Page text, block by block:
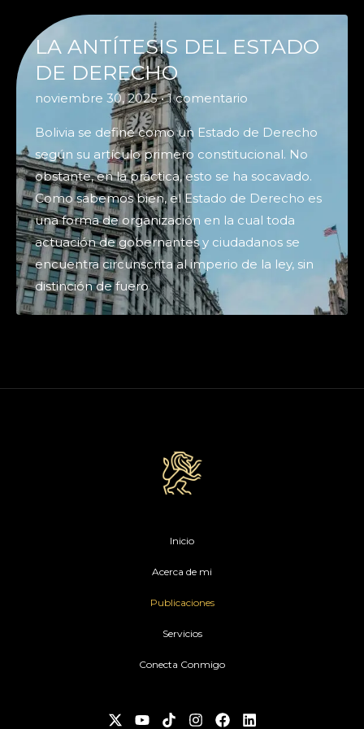
LA ANTÍTESIS DEL ESTADO
DE DERECHO
noviembre 30, 2025•1 comentario
Bolivia se define como un Estado de Derecho
según su artículo primero constitucional. No
obstante, en la práctica, esto se ha socavado.
Como sabemos bien, el Estado de Derecho es
una forma de organización en la cual toda
actuación de gobernantes y ciudadanos se
encuentra circunscrita al imperio de la ley, sin
distinción de fuero
Inicio
Acerca de mi
Publicaciones
Servicios
Conecta Conmigo